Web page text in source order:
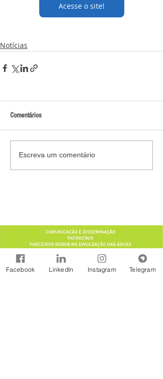
Acesse o site!
Notícias
Comentários
Escreva um comentário
Facebook LinkedIn Instagram Telegram